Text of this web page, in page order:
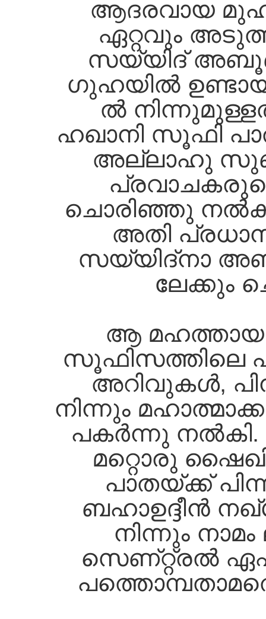
ആദരവായ
ഏറ്റവും
സയ്യിദ്‌
ഗുഹയില്‍
ല്‍
ഹഖാനി സൂഫി
അല്ലാഹു
ചൊരിഞ്ഞു
അതി
സയ്യിദ്നാ
ലേക്കും
ആ മഹത്തായ
സൂഫിസത്തിലെ
അറിവുകള്‍,
നിന്നും
പകര്‍ന്നു
മറ്റൊരു
പാതയ്ക്ക്‌
ബഹാഉദ്ദീന്‍
നിന്നും
സെണ്റ്റ്രല്‍